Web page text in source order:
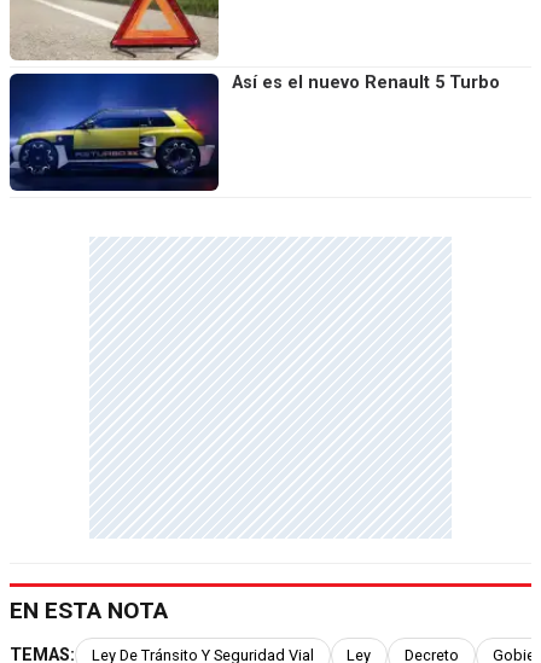
Así es el nuevo Renault 5 Turbo
EN ESTA NOTA
TEMAS: Ley De Tránsito Y Seguridad Vial Ley Decreto